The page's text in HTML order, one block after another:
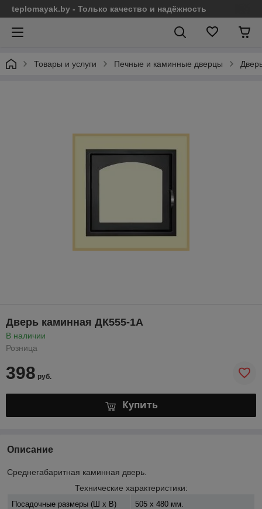
teplomayak.by - Только качество и надёжность
Товары и услуги Печные и каминные дверцы
Дверь каминная ДК555-1А
В наличии
Розница
398 руб.
Купить
Описание
Среднегабаритная каминная дверь.
Технические характеристики:
Посадочные размеры (Ш x В) 505 x 480 мм.